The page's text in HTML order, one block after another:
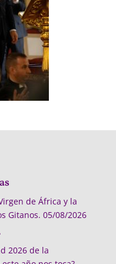
de África y la
Gitanos. 05/08/2026
2026 de la